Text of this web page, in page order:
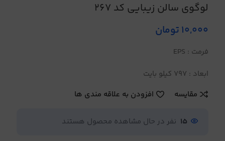
لوگوی سالن زیبایی کد 267
10,000تومان
فرمت : EPS
ابعاد : 797 کیلو بایت
مقایسه
افزودن به علاقه مندی ها
15 نفر در حال مشاهده محصول هستند